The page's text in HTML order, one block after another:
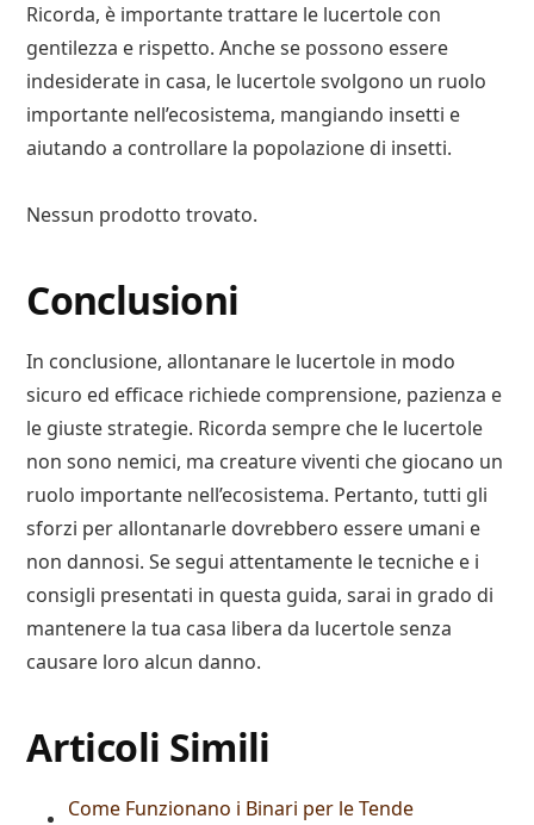
Ricorda, è importante trattare le lucertole con
gentilezza e rispetto. Anche se possono essere
indesiderate in casa, le lucertole svolgono un ruolo
importante nell’ecosistema, mangiando insetti e
aiutando a controllare la popolazione di insetti.
Nessun prodotto trovato.
Conclusioni
In conclusione, allontanare le lucertole in modo
sicuro ed efficace richiede comprensione, pazienza e
le giuste strategie. Ricorda sempre che le lucertole
non sono nemici, ma creature viventi che giocano un
ruolo importante nell’ecosistema. Pertanto, tutti gli
sforzi per allontanarle dovrebbero essere umani e
non dannosi. Se segui attentamente le tecniche e i
consigli presentati in questa guida, sarai in grado di
mantenere la tua casa libera da lucertole senza
causare loro alcun danno.
Articoli Simili
Come Funzionano i Binari per le Tende